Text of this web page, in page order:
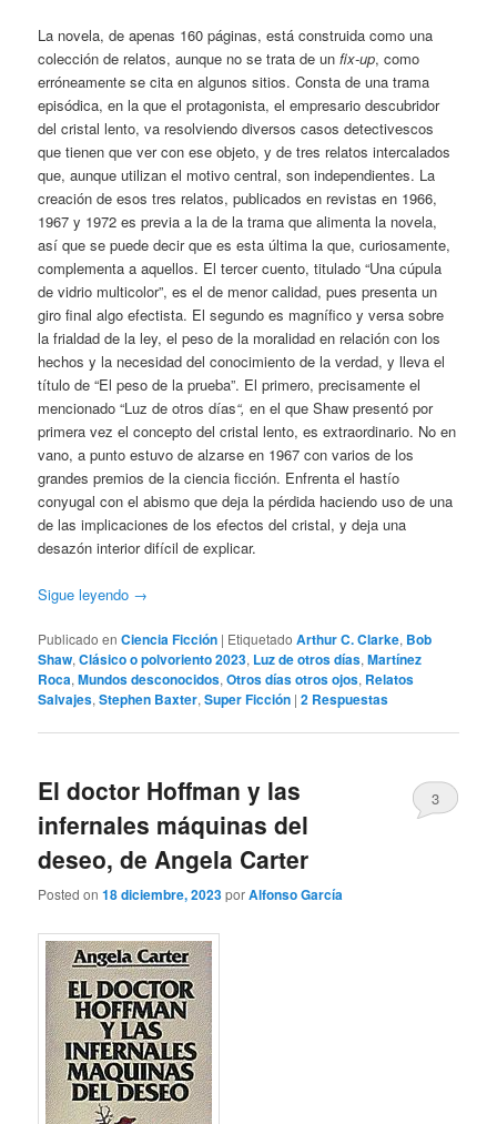
La novela, de apenas 160 páginas, está construida como una
colección de relatos, aunque no se trata de unfix-up, como
erróneamente se cita en algunos sitios. Consta de una trama
episódica, en la que el protagonista, el empresario descubridor
del cristal lento, va resolviendo diversos casos detectivescos
que tienen que ver con ese objeto, y de tres relatos intercalados
que, aunque utilizan el motivo central, son independientes. La
creación de esos tres relatos, publicados en revistas en 1966,
1967 y 1972 es previa a la de la trama que alimenta la novela,
así que se puede decir que es esta última la que, curiosamente,
complementa a aquellos. El tercer cuento, titulado “Una cúpula
de vidrio multicolor”, es el de menor calidad, pues presenta un
giro final algo efectista. El segundo es magnífico y versa sobre
la frialdad de la ley, el peso de la moralidad en relación con los
hechos y la necesidad del conocimiento de la verdad, y lleva el
título de “El peso de la prueba”. El primero, precisamente el
mencionado “Luz de otros días“, en el que Shaw presentó por
primera vez el concepto del cristal lento, es extraordinario. No en
vano, a punto estuvo de alzarse en 1967 con varios de los
grandes premios de la ciencia ficción. Enfrenta el hastío
conyugal con el abismo que deja la pérdida haciendo uso de una
de las implicaciones de los efectos del cristal, y deja una
desazón interior difícil de explicar.
Sigue leyendo →
Publicado en Ciencia Ficción | Etiquetado Arthur C. Clarke, Bob
Shaw,Clásico o polvoriento 2023, Luz de otros días,Martínez
Roca,Mundos desconocidos,Otros días otros ojos, Relatos
Salvajes,Stephen Baxter,Super Ficción |2 Respuestas
El doctor Hoffman y las
infernales máquinas del
deseo, de Angela Carter
Posted on18 diciembre, 2023porAlfonso García
3